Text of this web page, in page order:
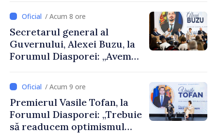
despre parcursul european
al Republicii Moldova.
/ Acum 8 ore
Secretarul general al
Guvernului, Alexei Buzu, la
Forumul Diasporei: „Avem
dumneavoastră pentru a
construi comunități mai
puternice”
/ Acum 9 ore
Premierul Vasile Tofan, la
Forumul Diasporei: „Trebuie
să readucem optimismul